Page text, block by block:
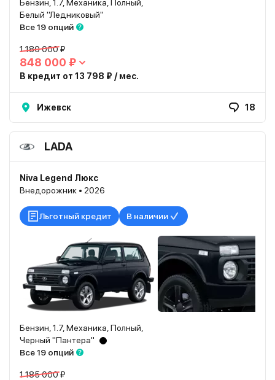
Бензин, 1.7, Механика, Полный,
Белый "Ледниковый"
Все 19 опций
1 180 000 ₽
848 000 ₽
В кредит от 13 798 ₽ / мес.
Ижевск 18
LADA
Niva Legend Люкс
Внедорожник • 2026
Льготный кредит В наличии
Бензин, 1.7, Механика, Полный,
Черный "Пантера"
Все 19 опций
1 185 000 ₽